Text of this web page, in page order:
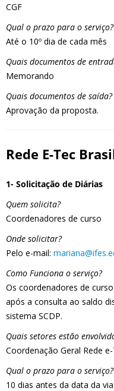
CGF
Qual o prazo para o serviço?
Até o 10º dia de cada mês
Quais documentos de
Memorando
Quais documentos de saída?
Aprovação da proposta.
Rede E-Tec
1- Solicitação de Diárias
Quem solicita?
Coordenadores de curso
Onde solicitar?
Pelo e-mail:
Como Funciona o serviço?
Os coordenadores de
após a consulta ao saldo
sistema SCDP.
Quais setores estão
Coordenação Geral Rede
Qual o prazo para o serviço?
10 dias antes da data da